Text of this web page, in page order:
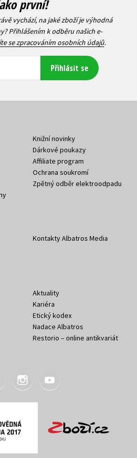
první!
vychází, na jaké zboží je výhodná
Přihlášením k odběru našich e-
se zpracováním osobních údajů.
Přihlásit se
Knižní novinky
Dárkové poukazy
Affiliate program
Ochrana soukromí
Zpětný odběr elektroodpadu
Kontakty Albatros Media
Aktuality
Kariéra
Etický kodex
Nadace Albatros
Restorio – online antikvariát